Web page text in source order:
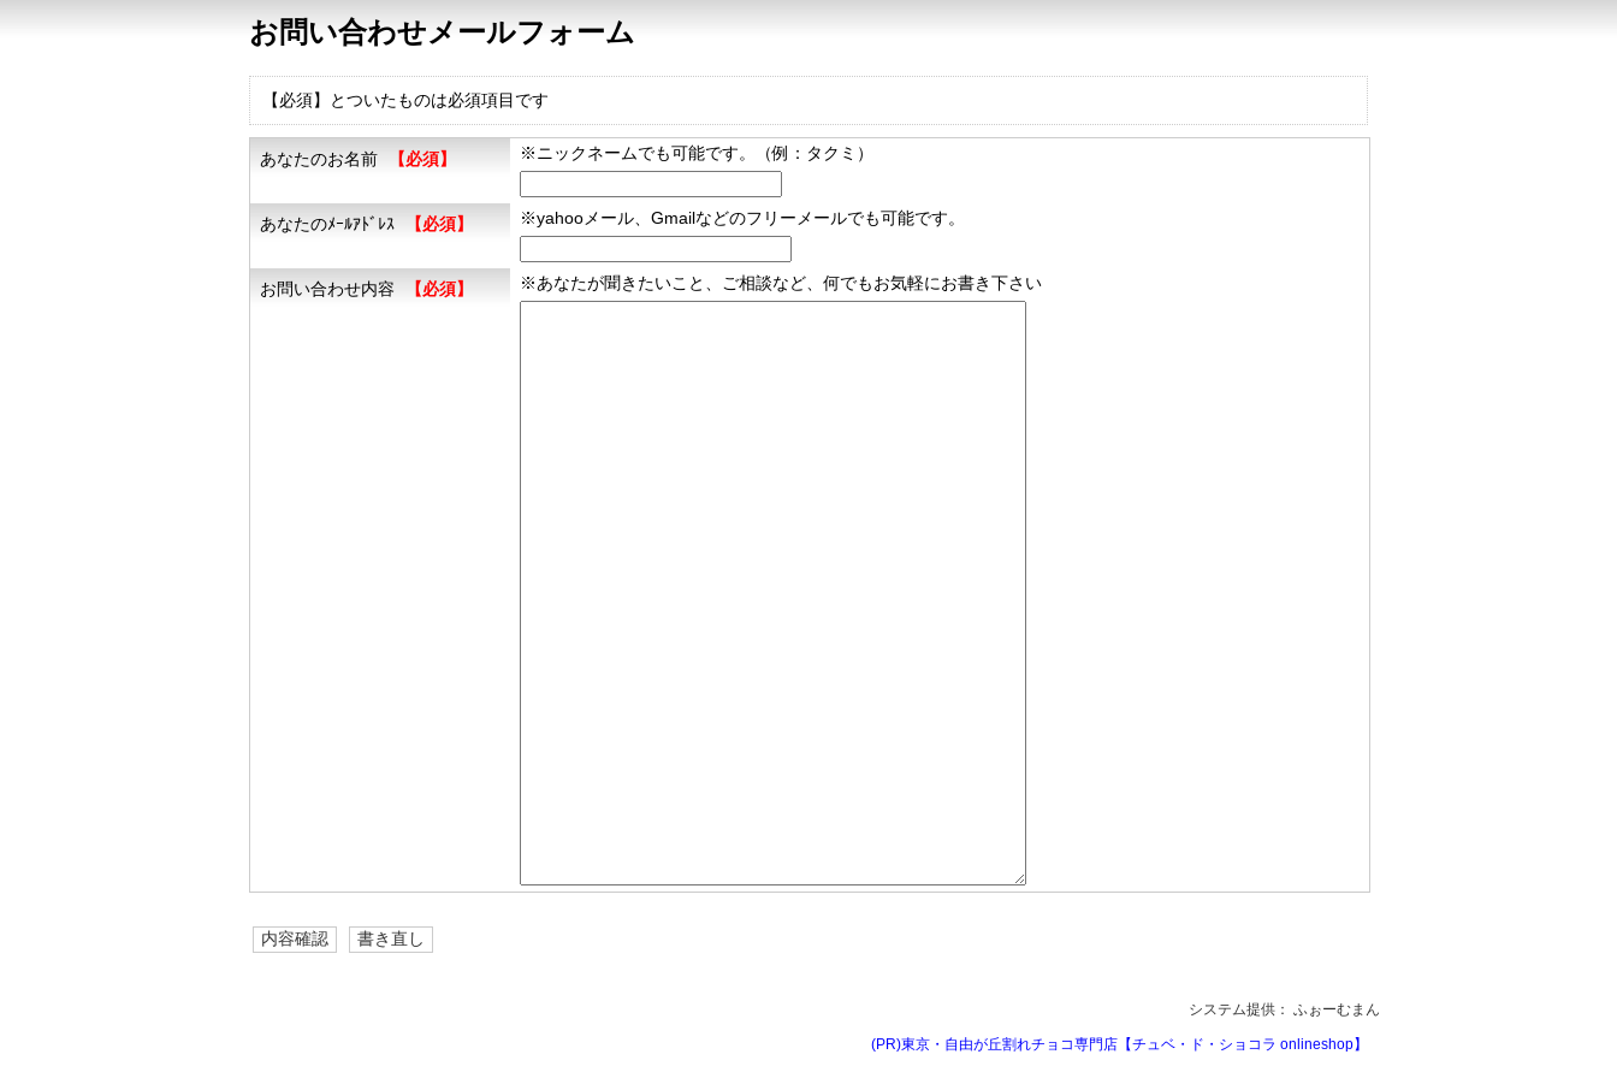
お問い合わせメールフォーム
【必須】とついたものは必須項目です
あなたのお名前 【必須】 ※ニックネームでも可能です。（例：タクミ）
あなたのﾒｰﾙｱﾄﾞﾚｽ 【必須】 ※yahooメール、Gmailなどのフリーメールでも可能です。
お問い合わせ内容 【必須】 ※あなたが聞きたいこと、ご相談など、何でもお気軽にお書き下さい
システム提供： ふぉーむまん
(PR)東京・自由が丘割れチョコ専門店【チュベ・ド・ショコラ onlineshop】